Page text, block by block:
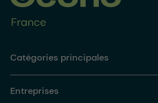
Catégories principales
Entreprises